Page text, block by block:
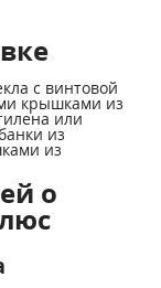
с винтовой
крышками из
или
из
из
о